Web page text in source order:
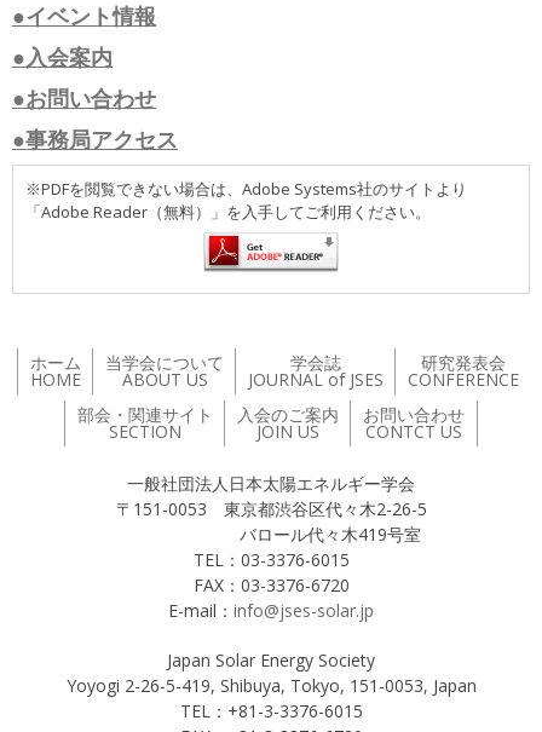
●イベント情報
●入会案内
●お問い合わせ
●事務局アクセス
※PDFを閲覧できない場合は、Adobe Systems社のサイトより
「Adobe Reader（無料）」を入手してご利用ください。
ホーム
HOME
当学会について
ABOUT US
学会誌
JOURNAL of JSES
研究発表会
CONFERENCE
部会・関連サイト
SECTION
入会のご案内
JOIN US
お問い合わせ
CONTCT US
一般社団法人日本太陽エネルギー学会
〒151-0053 東京都渋谷区代々木2-26-5
バロール代々木419号室
TEL：03-3376-6015
FAX：03-3376-6720
E-mail： info@jses-solar.jp
Japan Solar Energy Society
Yoyogi 2-26-5-419, Shibuya, Tokyo, 151-0053, Japan
TEL：+81-3-3376-6015